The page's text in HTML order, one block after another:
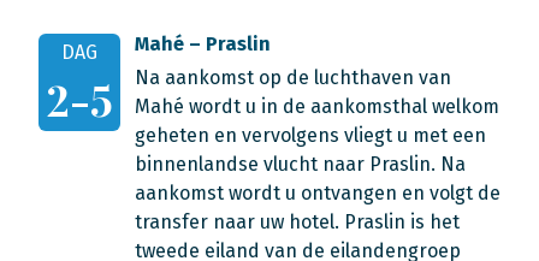
DAG
2-5
Mahé – Praslin
Na aankomst op de luchthaven van
Mahé wordt u in de aankomsthal welkom
geheten en vervolgens vliegt u met een
binnenlandse vlucht naar Praslin. Na
aankomst wordt u ontvangen en volgt de
transfer naar uw hotel. Praslin is het
tweede eiland van de eilandengroep